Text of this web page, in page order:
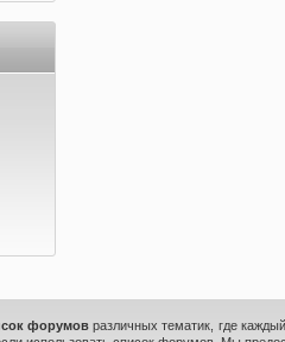
форумов различных тематик, где